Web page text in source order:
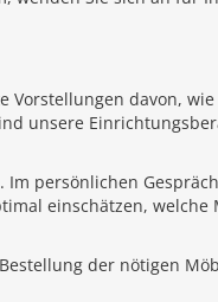
davon, wie
unsere
persönlichen
einschätzen, welche
der nötigen